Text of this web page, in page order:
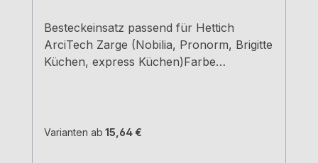
Besteckeinsatz passend für Hettich
ArciTech Zarge (Nobilia, Pronorm, Brigitte
Küchen, express Küchen)Farbe
Varianten ab 15,64 €